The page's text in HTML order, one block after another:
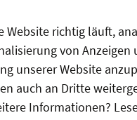
richtig läuft,
von
unserer Website
auch an Dritte
Informationen?
für